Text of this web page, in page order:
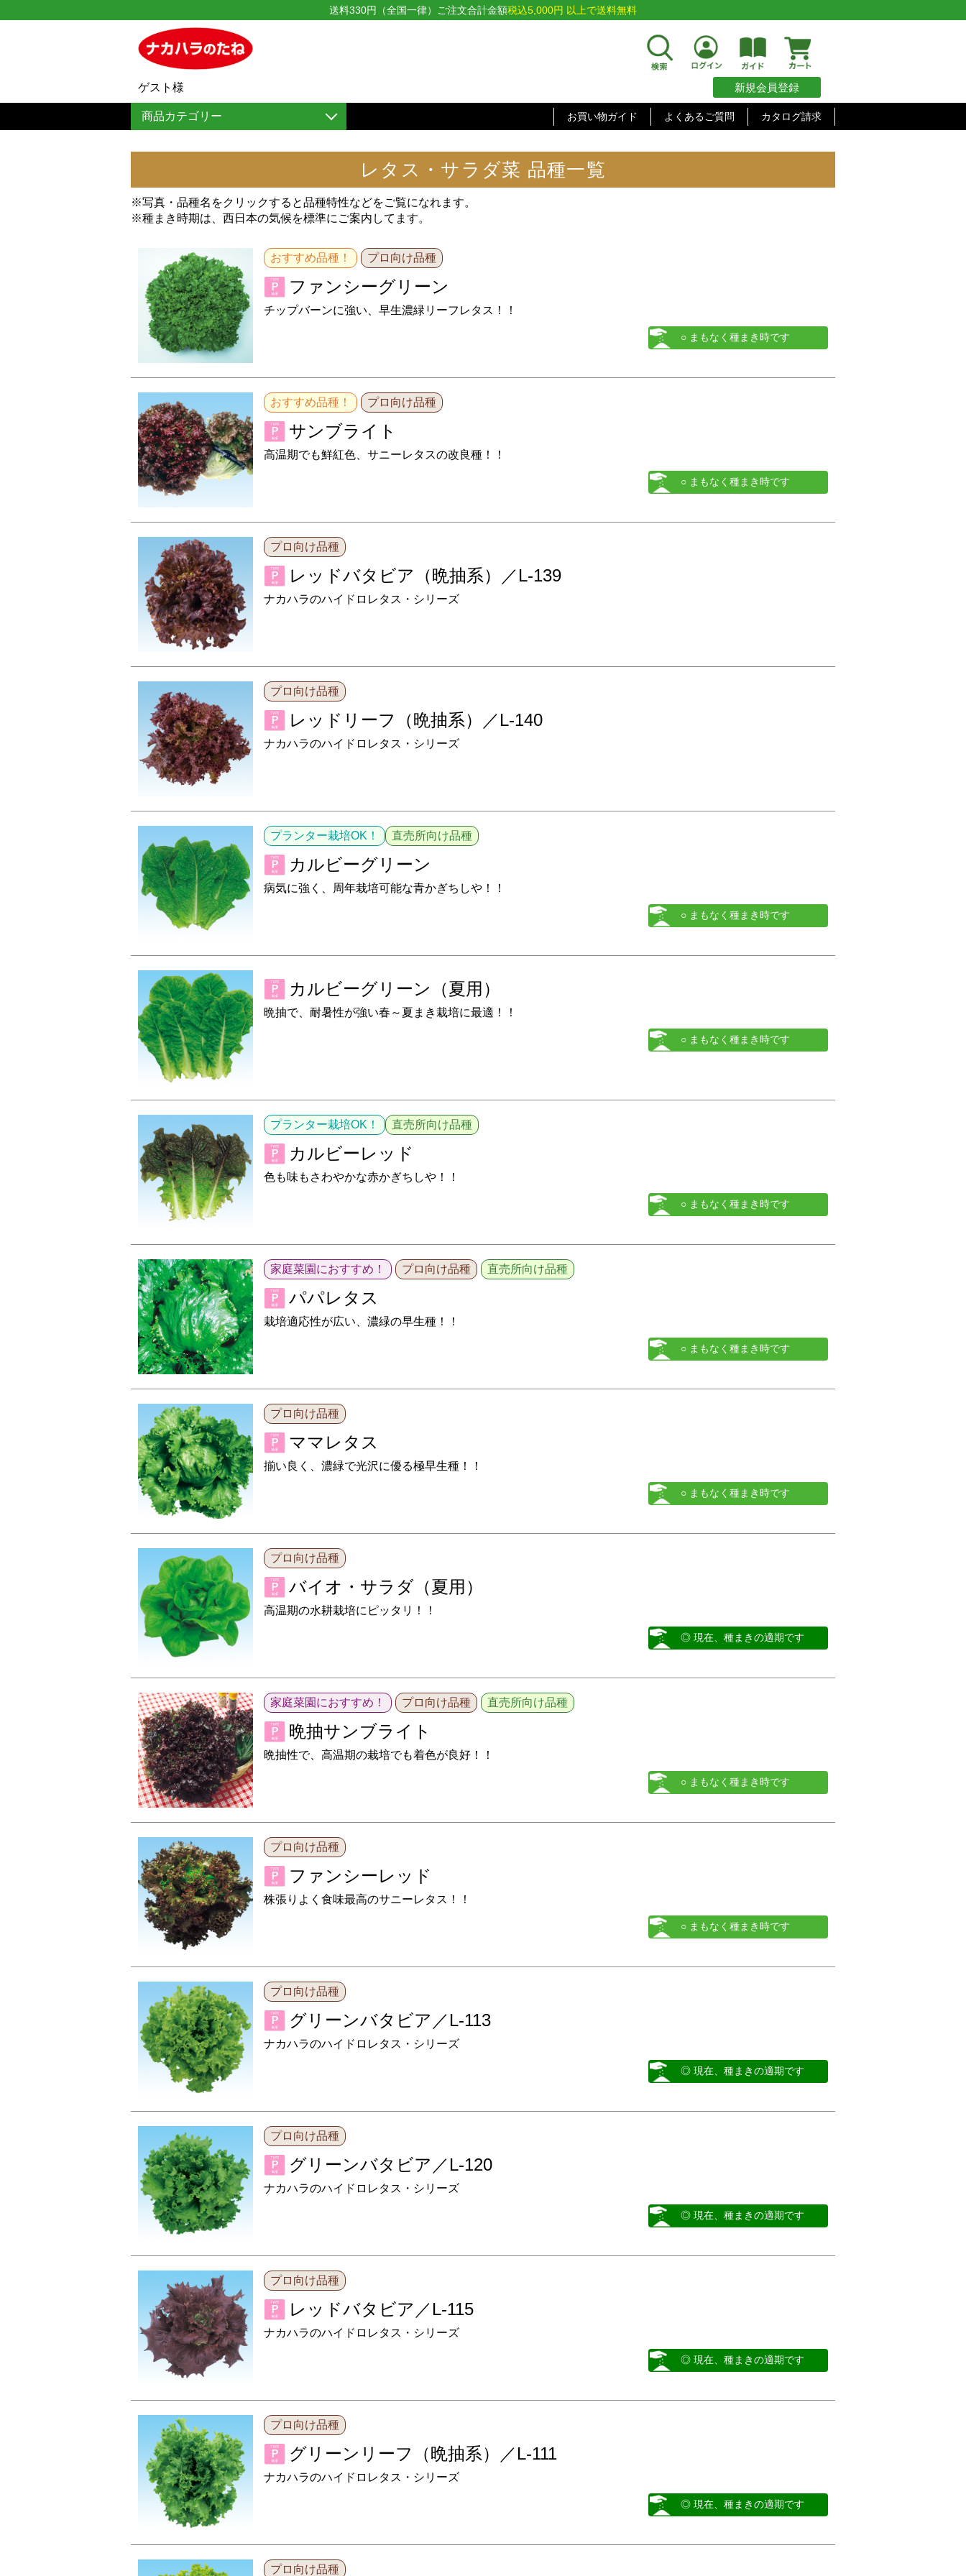
送料330円（全国一律）ご注文合計金額税込5,000円 以上で送料無料
ゲスト様 新規会員登録
商品カテゴリー お買い物ガイド よくあるご質問 カタログ請求
レタス・サラダ菜 品種一覧
※写真・品種名をクリックすると品種特性などをご覧になれます。
※種まき時期は、西日本の気候を標準にご案内してます。
おすすめ品種！ プロ向け品種
ファンシーグリーン
チップバーンに強い、早生濃緑リーフレタス！！
○ まもなく種まき時です
おすすめ品種！ プロ向け品種
サンブライト
高温期でも鮮紅色、サニーレタスの改良種！！
○ まもなく種まき時です
プロ向け品種
レッドバタビア（晩抽系）／L-139
ナカハラのハイドロレタス・シリーズ
プロ向け品種
レッドリーフ（晩抽系）／L-140
ナカハラのハイドロレタス・シリーズ
プランター栽培OK！ 直売所向け品種
カルビーグリーン
病気に強く、周年栽培可能な青かぎちしや！！
○ まもなく種まき時です
カルビーグリーン（夏用）
晩抽で、耐暑性が強い春～夏まき栽培に最適！！
○ まもなく種まき時です
プランター栽培OK！ 直売所向け品種
カルビーレッド
色も味もさわやかな赤かぎちしや！！
○ まもなく種まき時です
家庭菜園におすすめ！ プロ向け品種 直売所向け品種
パパレタス
栽培適応性が広い、濃緑の早生種！！
○ まもなく種まき時です
プロ向け品種
ママレタス
揃い良く、濃緑で光沢に優る極早生種！！
○ まもなく種まき時です
プロ向け品種
バイオ・サラダ（夏用）
高温期の水耕栽培にピッタリ！！
◎ 現在、種まきの適期です
家庭菜園におすすめ！ プロ向け品種 直売所向け品種
晩抽サンブライト
晩抽性で、高温期の栽培でも着色が良好！！
○ まもなく種まき時です
プロ向け品種
ファンシーレッド
株張りよく食味最高のサニーレタス！！
○ まもなく種まき時です
プロ向け品種
グリーンバタビア／L-113
ナカハラのハイドロレタス・シリーズ
◎ 現在、種まきの適期です
プロ向け品種
グリーンバタビア／L-120
ナカハラのハイドロレタス・シリーズ
◎ 現在、種まきの適期です
プロ向け品種
レッドバタビア／L-115
ナカハラのハイドロレタス・シリーズ
◎ 現在、種まきの適期です
プロ向け品種
グリーンリーフ（晩抽系）／L-111
ナカハラのハイドロレタス・シリーズ
◎ 現在、種まきの適期です
プロ向け品種